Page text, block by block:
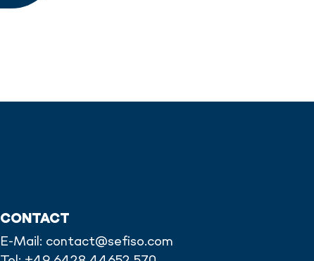
CONTACT
E-Mail: contact@sefiso.com